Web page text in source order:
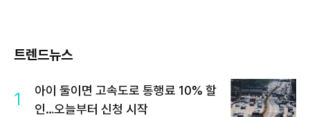
트렌드뉴스
1
아이 둘이면 고속도로 통행료 10% 할
인…오늘부터 신청 시작